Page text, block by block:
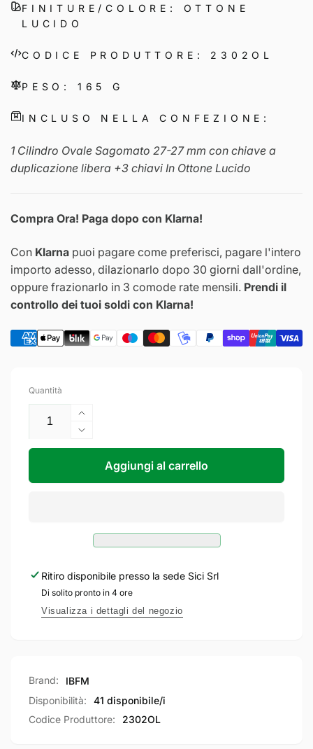
FINITURE/COLORE: OTTONE
LUCIDO
CODICE PRODUTTORE: 2302OL
PESO: 165 G
INCLUSO NELLA CONFEZIONE:
1 Cilindro Ovale Sagomato 27-27 mm con chiave a
duplicazione libera +3 chiavi In Ottone Lucido
Compra Ora! Paga dopo con Klarna!
Con Klarna puoi pagare come preferisci, pagare l'intero
importo adesso, dilazionarlo dopo 30 giorni dall'ordine,
oppure frazionarlo in 3 comode rate mensili. Prendi il
controllo dei tuoi soldi con Klarna!
Quantità
Aumenta
quantità
per
IBFM
27
mm
chiave
a
duplicazione
Ottone
Lucido
Diminuisci
quantità
IBFM
27-
con
chiave
a
In
Ottone
Lucido
Aggiungi al carrello
Ritiro disponibile presso la sede Sici Srl
Di solito pronto in 4 ore
Visualizza i dettagli del negozio
Brand:
IBFM
Disponibilità:
41 disponibile/i
Codice Produttore:
2302OL